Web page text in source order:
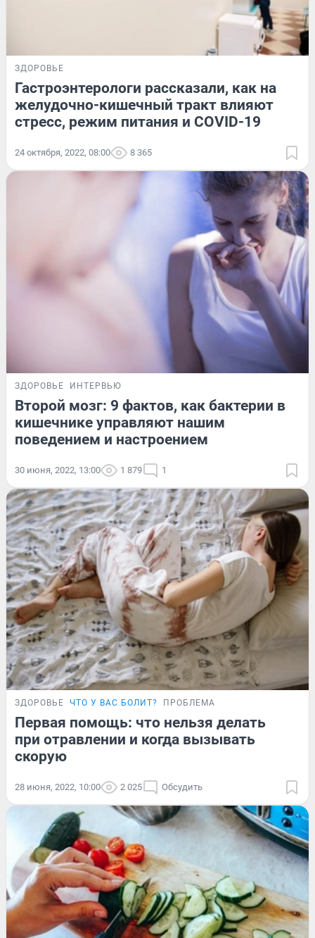
ЗДОРОВЬЕ
Гастроэнтерологи рассказали, как на
желудочно-кишечный тракт влияют
стресс, режим питания и COVID-19
24 октября, 2022, 08:00 8 365
ЗДОРОВЬЕ ИНТЕРВЬЮ
Второй мозг: 9 фактов, как бактерии в
кишечнике управляют нашим
поведением и настроением
30 июня, 2022, 13:00 1 879 1
ЗДОРОВЬЕ ЧТО У ВАС БОЛИТ? ПРОБЛЕМА
Первая помощь: что нельзя делать
при отравлении и когда вызывать
скорую
28 июня, 2022, 10:00 2 025 Обсудить